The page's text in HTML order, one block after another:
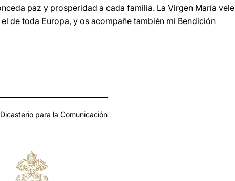
paz y prosperidad a cada familia. La Virgen María vele
de toda Europa, y os acompañe también mi Bendición
para la Comunicación